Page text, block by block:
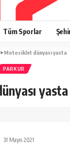
Tüm Sporlar
> Motosiklet dünyası yasta
PARKUR
yasta
31 Mayıs 2021